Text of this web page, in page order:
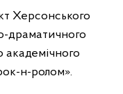
Херсонського
драматичного
академічного
н-ролом».